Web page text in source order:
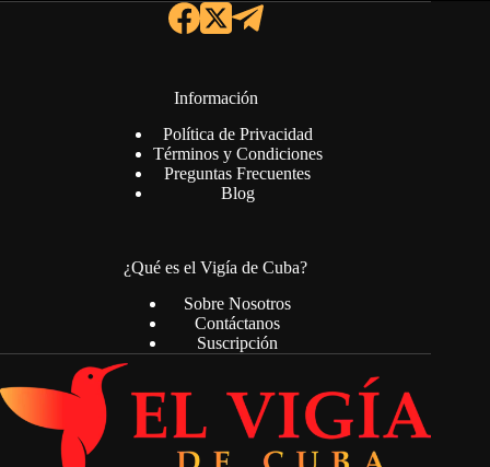
Información
Política de Privacidad
Términos y Condiciones
Preguntas Frecuentes
Blog
¿Qué es el Vigía de Cuba?
Sobre Nosotros
Contáctanos
Suscripción